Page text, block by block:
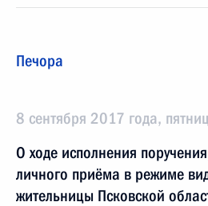
Печора
8 сентября 2017 года,
О ходе исполнения
личного приёма в режиме
жительницы Псковской